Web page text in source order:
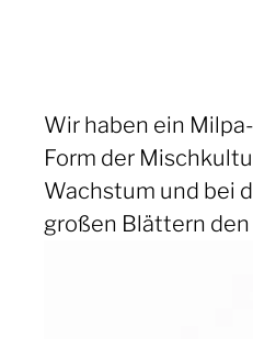
Wir haben ein
Form der
Wachstum und bei
großen Blättern